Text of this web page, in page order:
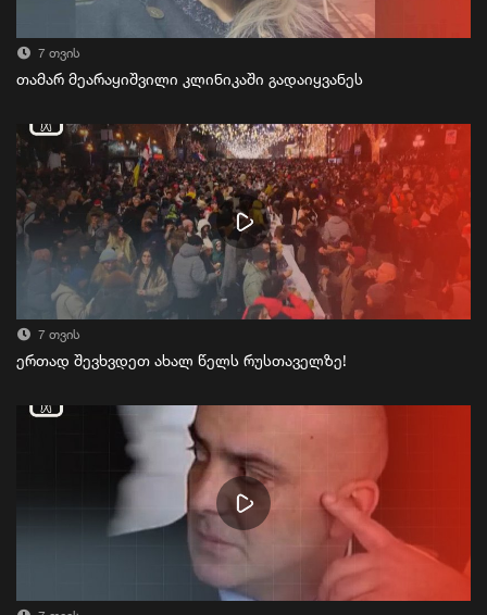
7 თვის
თამარ მეარაყიშვილი კლინიკაში გადაიყვანეს
7 თვის
ერთად შევხვდეთ ახალ წელს რუსთაველზე!